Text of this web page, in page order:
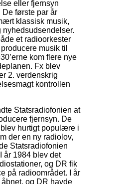
eller fjernsyn
første par år
klassisk musik,
nyhedsudsendelser.
et radioorkester
musik til
kom flere nye
Fx blev
2. verdenskrig
kontrollen
Statsradiofonien at
fjernsyn. De
hurtigt populære i
der en ny radiolov,
Statsradiofonien
år 1984 blev det
og DR fik
på radioområdet. I år
og DR havde